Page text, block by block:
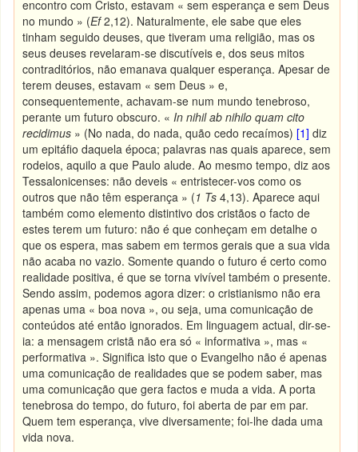
encontro com Cristo, estavam « sem esperança e sem Deus
no mundo » (Ef2,12). Naturalmente, ele sabe que eles
tinham seguido deuses, que tiveram uma religião, mas os
seus deuses revelaram-se discutíveis e, dos seus mitos
contraditórios, não emanava qualquer esperança. Apesar de
terem deuses, estavam « sem Deus » e,
consequentemente, achavam-se num mundo tenebroso,
perante um futuro obscuro. «In nihil ab nihilo quam cito
recidimus » (No nada, do nada, quão cedo recaímos)[1] diz
um epitáfio daquela época; palavras nas quais aparece, sem
rodeios, aquilo a que Paulo alude. Ao mesmo tempo, diz aos
Tessalonicenses: não deveis « entristecer-vos como os
outros que não têm esperança » (1 Ts 4,13). Aparece aqui
também como elemento distintivo dos cristãos o facto de
estes terem um futuro: não é que conheçam em detalhe o
que os espera, mas sabem em termos gerais que a sua vida
não acaba no vazio. Somente quando o futuro é certo como
realidade positiva, é que se torna vivível também o presente.
Sendo assim, podemos agora dizer: o cristianismo não era
apenas uma « boa nova », ou seja, uma comunicação de
conteúdos até então ignorados. Em linguagem actual, dir-se-
ia: a mensagem cristã não era só « informativa », mas «
performativa ». Significa isto que o Evangelho não é apenas
uma comunicação de realidades que se podem saber, mas
uma comunicação que gera factos e muda a vida. A porta
tenebrosa do tempo, do futuro, foi aberta de par em par.
Quem tem esperança, vive diversamente; foi-lhe dada uma
vida nova.